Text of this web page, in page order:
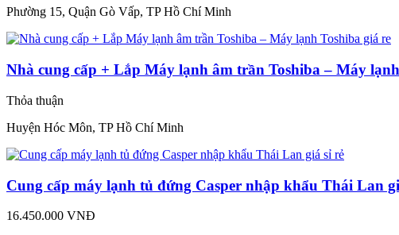
Phường 15, Quận Gò Vấp, TP Hồ Chí Minh
Nhà cung cấp + Lắp Máy lạnh âm trần Toshiba – Máy
Thỏa thuận
Huyện Hóc Môn, TP Hồ Chí Minh
Cung cấp máy lạnh tủ đứng Casper nhập khẩu Thái Lan
16.450.000 VNĐ